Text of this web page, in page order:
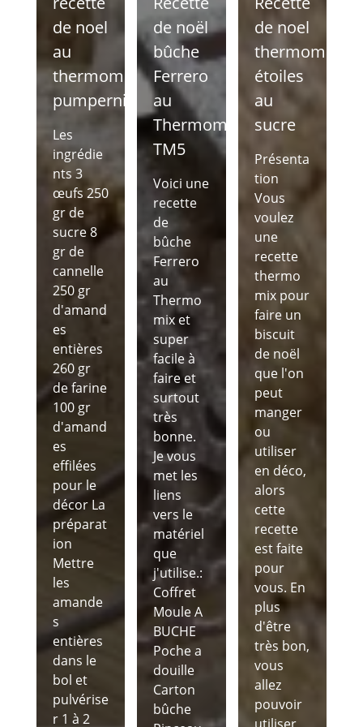
de noel
au
thermomix
pumpernickel
Les
ingrédie
nts 3
œufs 250
gr de
sucre 8
gr de
cannelle
250 gr
d'amand
es
entières
260 gr
de farine
100 gr
d'amand
es
effilées
pour le
décor La
préparat
ion
Mettre
les
amande
s
entières
dans le
bol et
pulvérise
r 1 à 2
de noël
bûche
Ferrero
au
Thermomix
TM5
Voici une
recette
de
bûche
Ferrero
au
Thermo
mix et
super
facile à
faire et
surtout
très
bonne.
Je vous
met les
liens
vers le
matériel
que
j'utilise.:
Coffret
Moule A
BUCHE
Poche a
douille
Carton
bûche
de noel
thermomix
étoiles
au
sucre
Présenta
tion
Vous
voulez
une
recette
thermo
mix pour
faire un
biscuit
de noël
que l'on
peut
manger
ou
utiliser
en déco,
alors
cette
recette
est faite
pour
vous. En
plus
d'être
très bon,
vous
allez
pouvoir